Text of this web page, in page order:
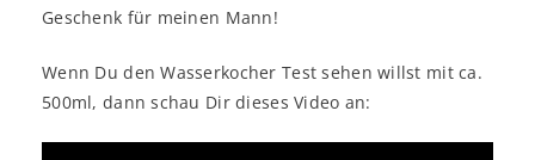
Geschenk für meinen Mann!
Wenn Du den Wasserkocher Test sehen willst mit ca.
500ml, dann schau Dir dieses Video an: